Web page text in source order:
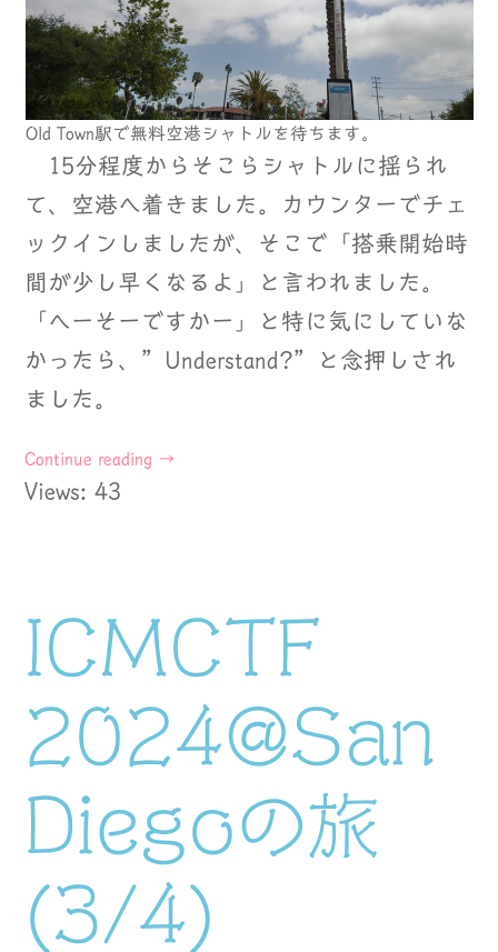
Old Town駅で無料空港シャトルを待ちます。
15分程度からそこらシャトルに揺られ
て、空港へ着きました。カウンターでチェ
ックインしましたが、そこで「搭乗開始時
間が少し早くなるよ」と言われました。
「へーそーですかー」と特に気にしていな
かったら、”Understand?”と念押しされ
ました。
Continue reading →
Views: 43
ICMCTF
2024@San
Diegoの旅
(3/4)